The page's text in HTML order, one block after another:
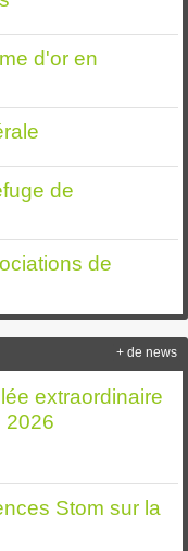
d'or en
de
de
extraordinaire
2026
Stom sur la
+ de news